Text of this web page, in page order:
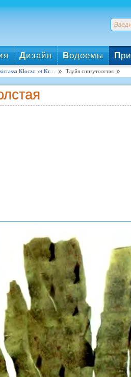
Дизайн Водоемы П
Kloczc. et Kr… Тауйя снизутолстая